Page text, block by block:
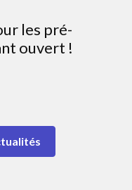
les pré-
ouvert !